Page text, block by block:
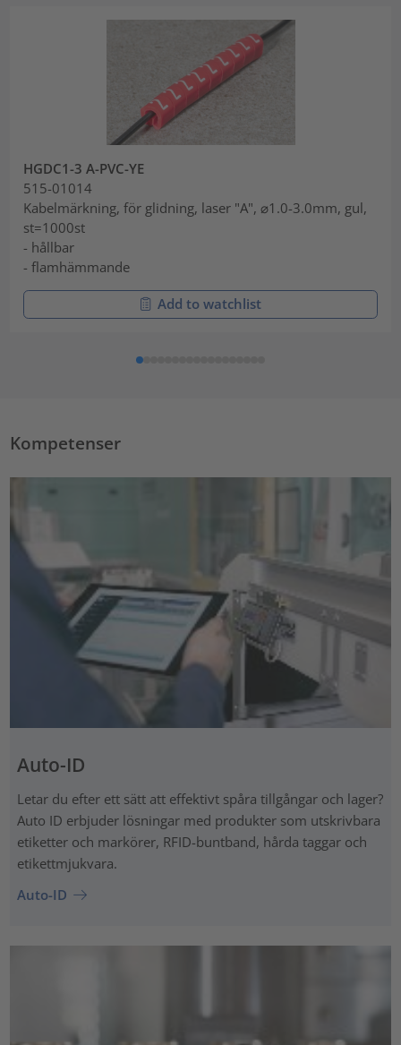
HGDC1-3 A-PVC-YE
515-01014
Kabelmärkning, för glidning, laser "A", ⌀1.0-3.0mm, gul,
st=1000st
- hållbar
- flamhämmande
Add to watchlist
Kompetenser
Auto-ID
Letar du efter ett sätt att effektivt spåra tillgångar och lager?
Auto ID erbjuder lösningar med produkter som utskrivbara
etiketter och markörer, RFID-buntband, hårda taggar och
etikettmjukvara.
Auto-ID